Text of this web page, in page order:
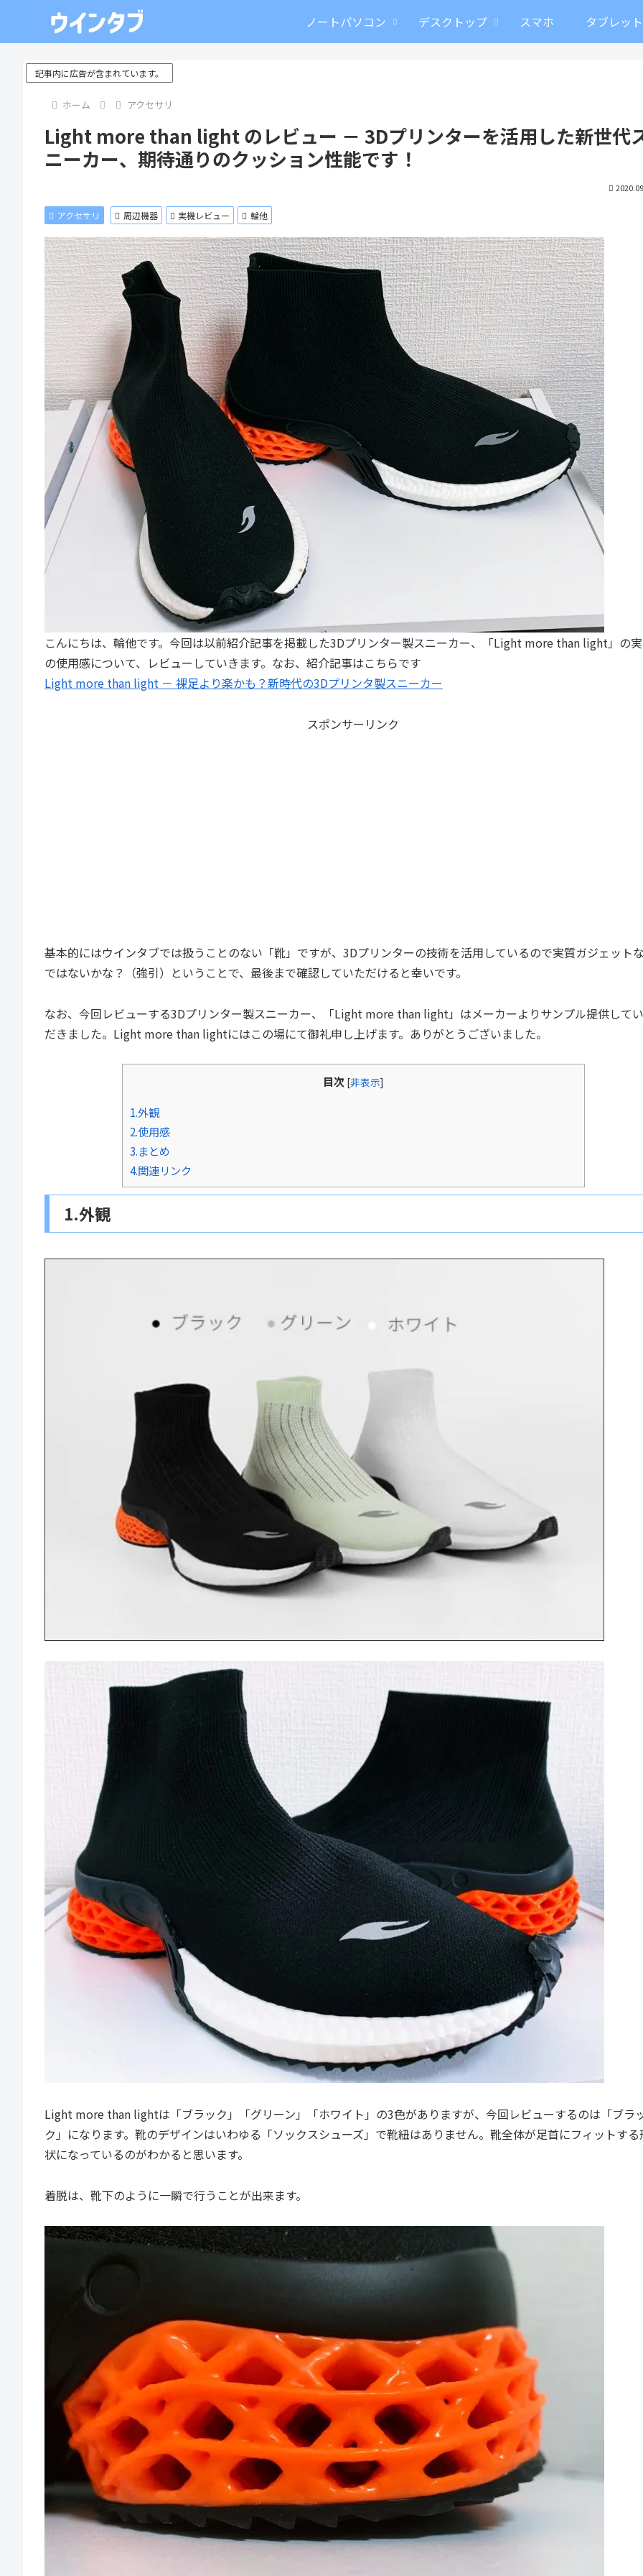
ノートパソコン デスクトップ スマホ タブレット
記事内に広告が含まれています。
ホーム アクセサリ
Light more than light のレビュー － 3Dプリンターを活用した新世代
ニーカー、期待通りのクッション性能です！
アクセサリ 周辺機器 実機レビュー 輪他
こんにちは、輪他です。今回は以前紹介記事を掲載した3Dプリンター製スニーカー、「Light more than light」の
の使用感について、レビューしていきます。なお、紹介記事はこちらです
Light more than light － 裸足より楽かも？新時代の3Dプリンタ製スニーカー
スポンサーリンク
基本的にはウインタブでは扱うことのない「靴」ですが、3Dプリンターの技術を活用しているので実質ガジェット
ではないかな？（強引）ということで、最後まで確認していただけると幸いです。
なお、今回レビューする3Dプリンター製スニーカー、「Light more than light」はメーカーよりサンプル提供して
だきました。Light more than lightにはこの場にて御礼申し上げます。ありがとうございました。
目次 [非表示]
1.外観
2.使用感
3.まとめ
4.関連リンク
1.外観
Light more than lightは「ブラック」「グリーン」「ホワイト」の3色がありますが、今回レビューするのは「ブラ
ク」になります。靴のデザインはいわゆる「ソックスシューズ」で靴紐はありません。靴全体が足首にフィットする
状になっているのがわかると思います。
着脱は、靴下のように一瞬で行うことが出来ます。